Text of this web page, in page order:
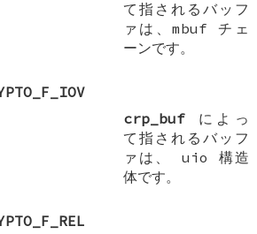
て指されるバッフ
ァは、mbuf チェ
ーンです。
crp_buf によっ
て指されるバッフ
ァは、 uio 構造
体です。